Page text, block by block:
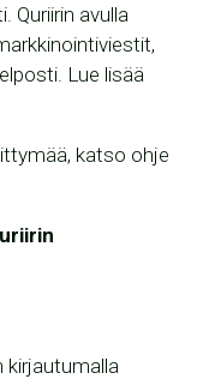
Quriirin avulla
Lue lisää
katso ohje
kirjautumalla